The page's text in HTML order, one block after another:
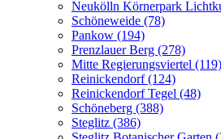
Neukölln Körnerpark
Schöneweide (78)
Pankow (194)
Prenzlauer Berg (278)
Mitte Regierungsviertel (119)
Reinickendorf (124)
Reinickendorf Tegel (48)
Schöneberg (388)
Steglitz (386)